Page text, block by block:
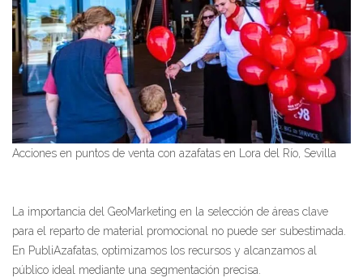
Acciones en puntos de venta con azafatas en Lora del Río, Sevilla
La importancia del GeoMarketing en la selección de áreas clave
para el reparto de material promocional no puede ser subestimada.
En PubliAzafatas, optimizamos los recursos y alcanzamos al
público ideal mediante una segmentación precisa.